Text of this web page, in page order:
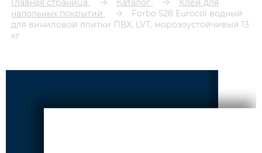
Главная страница Каталог
Клей для
напольных покрытий
Forbo 528 Eurocol водный
для виниловой плитки ПВХ, LVT, морозоустойчивый 13
кг